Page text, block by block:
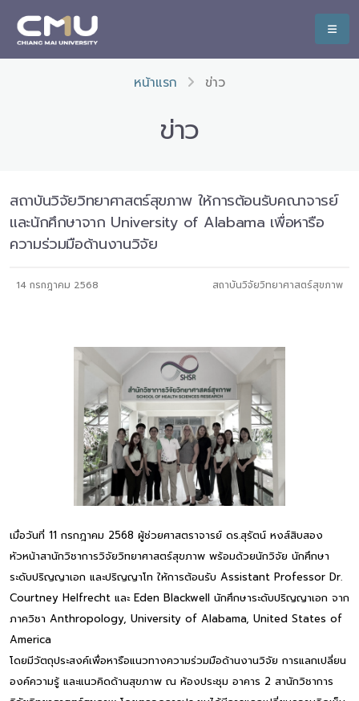
หน้าแรก ข่าว
ข่าว
สถาบันวิจัยวิทยาศาสตร์สุขภาพ ให้การต้อนรับคณาจารย์
และนักศึกษาจาก University of Alabama เพื่อหารือ
ความร่วมมือด้านงานวิจัย
14 กรกฎาคม 2568 สถาบันวิจัยวิทยาศาสตร์สุขภาพ
เมื่อวันที่ 11 กรกฎาคม 2568 ผู้ช่วยศาสตราจารย์ ดร.สุรัตน์ หงส์สิบสอง
หัวหน้าสานักวิชาการวิจัยวิทยาศาสตร์สุขภาพ พร้อมด้วยนักวิจัย นักศึกษา
ระดับปริญญาเอก และปริญญาโท ให้การต้อนรับ Assistant Professor Dr.
Courtney Helfrecht และ Eden Blackwell นักศึกษาระดับปริญญาเอก จาก
ภาควิชา Anthropology, University of Alabama, United States of
America
โดยมีวัตถุประสงค์เพื่อหารือแนวทางความร่วมมือด้านงานวิจัย การแลกเปลี่ยน
องค์ความรู้ และแนวคิดด้านสุขภาพ ณ ห้องประชุม อาคาร 2 สานักวิชาการ